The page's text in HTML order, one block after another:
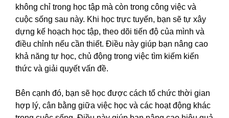
không chỉ trong học tập mà còn trong công việc và
cuộc sống sau này. Khi học trực tuyến, bạn sẽ tự xây
dựng kế hoạch học tập, theo dõi tiến độ của mình và
điều chỉnh nếu cần thiết. Điều này giúp bạn nâng cao
khả năng tự học, chủ động trong việc tìm kiếm kiến
thức và giải quyết vấn đề.
Bên cạnh đó, bạn sẽ học được cách tổ chức thời gian
hợp lý, cân bằng giữa việc học và các hoạt động khác